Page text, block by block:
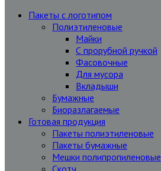
Пакеты с логотипом
Полиэтиленовые
Майки
С прорубной ручкой
Фасовочные
Для мусора
Вкладыши
Бумажные
Биоразлагаемые
Готовая продукция
Пакеты полиэтиленовые
Пакеты бумажные
Мешки полипропиленовые
Скотч